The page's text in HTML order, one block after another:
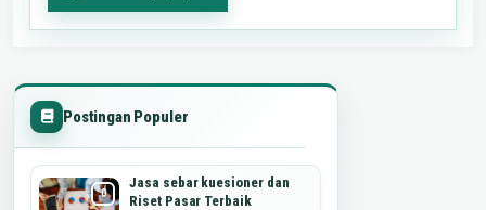
Postingan Populer
Jasa sebar kuesioner dan
Riset Pasar Terbaik